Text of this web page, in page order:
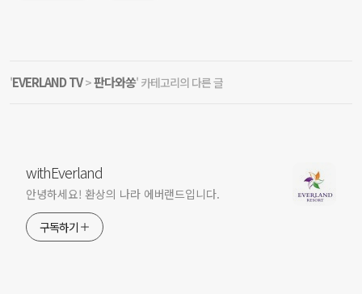
'EVERLAND TV>판다와쏭' 카테고리의 다른 글
withEverland
안녕하세요! 환상의 나라 에버랜드입니다.
구독하기